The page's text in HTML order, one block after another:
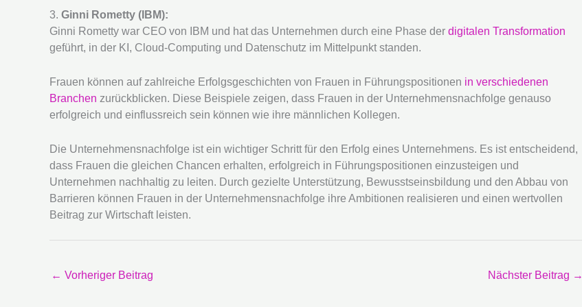
3. Ginni Rometty (IBM):
Ginni Rometty war CEO von IBM und hat das Unternehmen durch eine Phase der digitalen Transformation
geführt, in der KI, Cloud-Computing und Datenschutz im Mittelpunkt standen.
Frauen können auf zahlreiche Erfolgsgeschichten von Frauen in Führungspositionen in verschiedenen
Branchen zurückblicken. Diese Beispiele zeigen, dass Frauen in der Unternehmensnachfolge genauso
erfolgreich und einflussreich sein können wie ihre männlichen Kollegen.
Die Unternehmensnachfolge ist ein wichtiger Schritt für den Erfolg eines Unternehmens. Es ist entscheidend,
dass Frauen die gleichen Chancen erhalten, erfolgreich in Führungspositionen einzusteigen und
Unternehmen nachhaltig zu leiten. Durch gezielte Unterstützung, Bewusstseinsbildung und den Abbau von
Barrieren können Frauen in der Unternehmensnachfolge ihre Ambitionen realisieren und einen wertvollen
Beitrag zur Wirtschaft leisten.
← Vorheriger Beitrag Nächster Beitrag →